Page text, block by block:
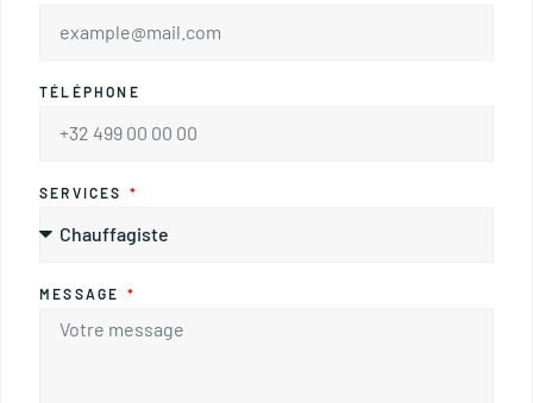
TÉLÉPHONE
SERVICES
MESSAGE